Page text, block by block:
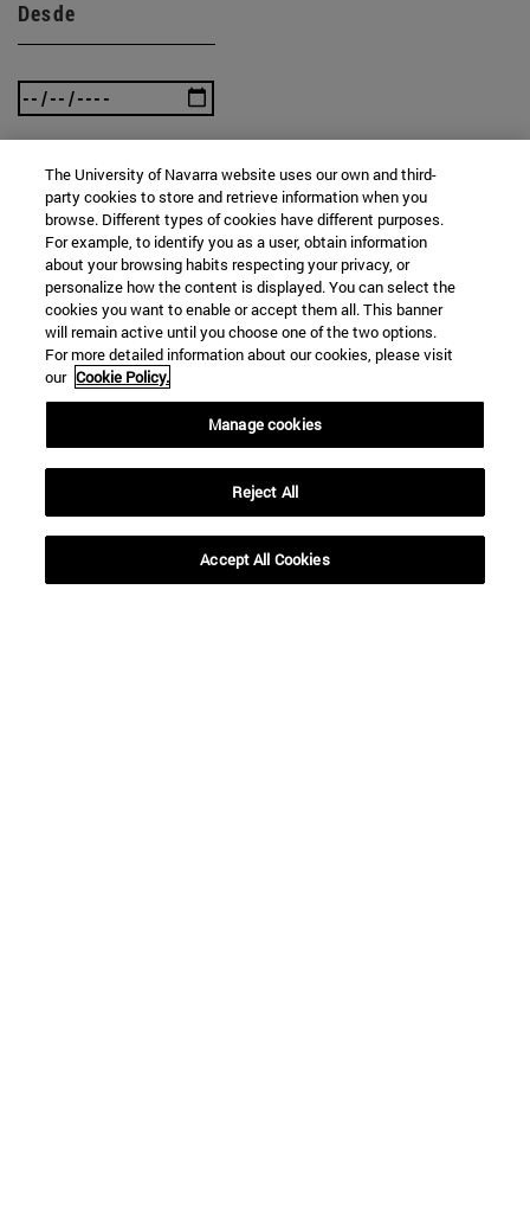
Desde
Hasta
BUSCAR
The University of Navarra website uses our own and third-
party cookies to store and retrieve information when you
browse. Different types of cookies have different purposes.
For example, to identify you as a user, obtain information
about your browsing habits respecting your privacy, or
personalize how the content is displayed. You can select the
cookies you want to enable or accept them all. This banner
will remain active until you choose one of the two options.
For more detailed information about our cookies, please visit
our Cookie Policy.
Manage cookies
Reject All
Accept All Cookies